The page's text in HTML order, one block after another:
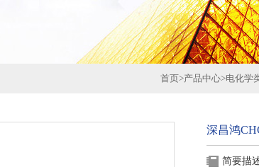
首页>产品中心>电化学
深昌鸿
简要描